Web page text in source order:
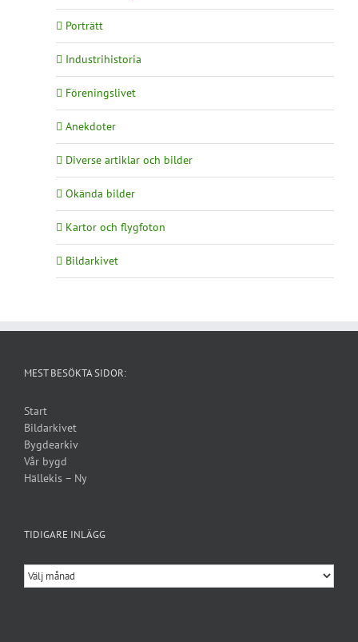
Porträtt
Industrihistoria
Föreningslivet
Anekdoter
Diverse artiklar och bilder
Okända bilder
Kartor och flygfoton
Bildarkivet
MEST BESÖKTA SIDOR:
Start
Bildarkivet
Bygdearkiv
Vår bygd
Hällekis – Ny
TIDIGARE INLÄGG
Tidigare
inlägg